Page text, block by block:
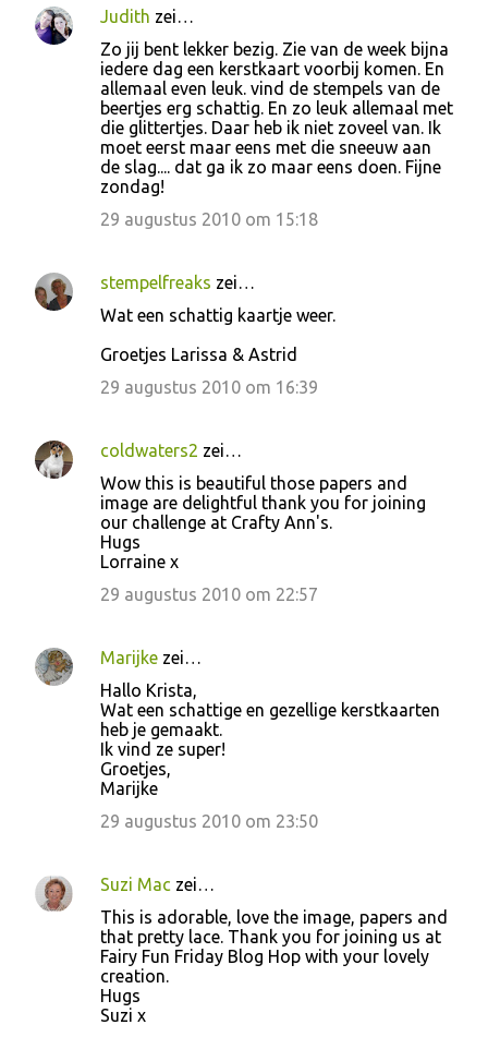
Judith zei…
Zo jij bent lekker bezig. Zie van de week bijna
iedere dag een kerstkaart voorbij komen. En
allemaal even leuk. vind de stempels van de
beertjes erg schattig. En zo leuk allemaal met
die glittertjes. Daar heb ik niet zoveel van. Ik
moet eerst maar eens met die sneeuw aan
de slag.... dat ga ik zo maar eens doen. Fijne
zondag!
29 augustus 2010 om 15:18
stempelfreaks zei…
Wat een schattig kaartje weer.
Groetjes Larissa & Astrid
29 augustus 2010 om 16:39
coldwaters2 zei…
Wow this is beautiful those papers and
image are delightful thank you for joining
our challenge at Crafty Ann's.
Hugs
Lorraine x
29 augustus 2010 om 22:57
Marijke zei…
Hallo Krista,
Wat een schattige en gezellige kerstkaarten
heb je gemaakt.
Ik vind ze super!
Groetjes,
Marijke
29 augustus 2010 om 23:50
Suzi Mac zei…
This is adorable, love the image, papers and
that pretty lace. Thank you for joining us at
Fairy Fun Friday Blog Hop with your lovely
creation.
Hugs
Suzi x